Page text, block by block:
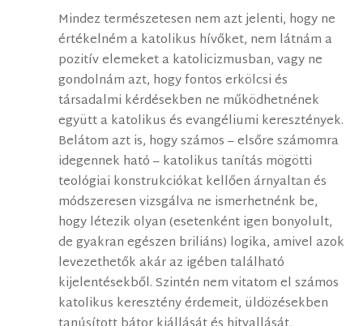
Mindez természetesen nem azt jelenti, hogy ne
értékelném a katolikus hívőket, nem látnám a
pozitív elemeket a katolicizmusban, vagy ne
gondolnám azt, hogy fontos erkölcsi és
társadalmi kérdésekben ne működhetnének
együtt a katolikus és evangéliumi keresztények.
Belátom azt is, hogy számos – elsőre számomra
idegennek ható – katolikus tanítás mögötti
teológiai konstrukciókat kellően árnyaltan és
módszeresen vizsgálva ne ismerhetnénk be,
hogy létezik olyan (esetenként igen bonyolult,
de gyakran egészen briliáns) logika, amivel azok
levezethetők akár az igében található
kijelentésekből. Szintén nem vitatom el számos
katolikus keresztény érdemeit, üldözésekben